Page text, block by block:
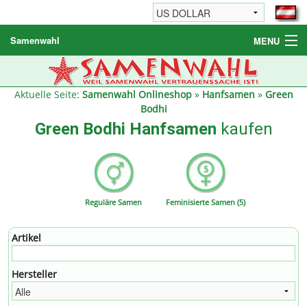
Samenwahl MENU
Hanfsamen
Weitere Produkte
Aktuelle Seite: Samenwahl Onlineshop» Hanfsamen » Green
Bodhi
Green Bodhi Hanfsamen kaufen
Reguläre Samen Feminisierte Samen (5)
Artikel
Hersteller